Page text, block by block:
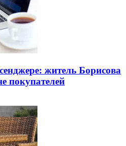
житель Борисова
покупателей